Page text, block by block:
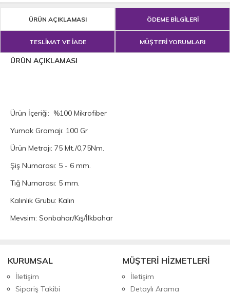
ÜRÜN AÇIKLAMASI ÖDEME BİLGİLERİ
TESLİMAT VE İADE MÜŞTERİ YORUMLARI
ÜRÜN AÇIKLAMASI
Ürün İçeriği: %100 Mikrofiber
Yumak Gramajı: 100 Gr
Ürün Metrajı: 75 Mt./0,75Nm.
Şiş Numarası: 5 - 6 mm.
Tığ Numarası: 5 mm.
Kalınlık Grubu: Kalın
Mevsim: Sonbahar/Kış/İlkbahar
KURUMSAL
İletişim
Sipariş Takibi
MÜŞTERİ HİZMETLERİ
İletişim
Detaylı Arama